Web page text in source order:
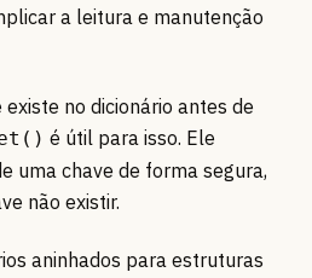
a leitura e manutenção
no dicionário antes de
é útil para isso. Ele
uma chave de forma segura,
não existir.
aninhados para estruturas